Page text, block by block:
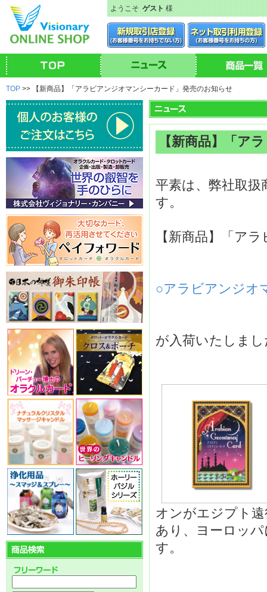
ようこそゲスト様
TOP >> 【新商品】「アラビアンジオマンシーカード」発売のお知らせ
【新商品】「ア
平素は、弊社取
す。
【新商品】「ア
○アラビアンジオ
が入荷いたしまし
オンがエジプト
あり、ヨーロッ
す。